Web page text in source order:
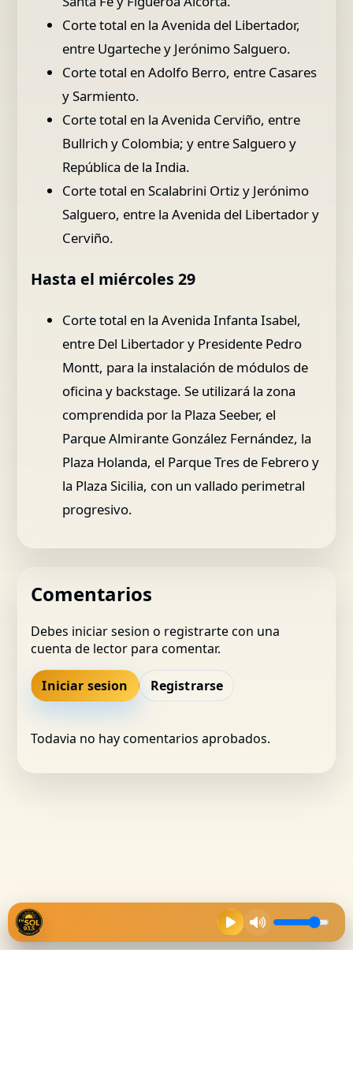
Corte total en la Avenida del Libertador,
entre Ugarteche y Jerónimo Salguero.
Corte total en Adolfo Berro, entre Casares
y Sarmiento.
Corte total en la Avenida Cerviño, entre
Bullrich y Colombia; y entre Salguero y
República de la India.
Corte total en Scalabrini Ortiz y Jerónimo
Salguero, entre la Avenida del Libertador y
Cerviño.
Hasta el miércoles 29
Corte total en la Avenida Infanta Isabel,
entre Del Libertador y Presidente Pedro
Montt, para la instalación de módulos de
oficina y backstage. Se utilizará la zona
comprendida por la Plaza Seeber, el
Parque Almirante González Fernández, la
Plaza Holanda, el Parque Tres de Febrero y
la Plaza Sicilia, con un vallado perimetral
progresivo.
Comentarios
Debes iniciar sesion o registrarte con una
cuenta de lector para comentar.
Iniciar sesion Registrarse
Todavia no hay comentarios aprobados.